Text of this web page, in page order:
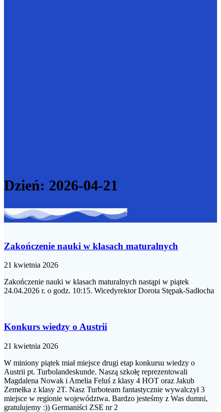
Dzień: 2026-04-21
Zakończenie nauki w klasach maturalnych
21 kwietnia 2026
Zakończenie nauki w klasach maturalnych nastąpi w piątek
24.04.2026 r. o godz. 10:15. Wicedyrektor Dorota Stępak-Sadłocha
Konkurs wiedzy o Austrii
21 kwietnia 2026
W miniony piątek miał miejsce drugi etap konkursu wiedzy o
Austrii pt. Turbolandeskunde. Naszą szkołę reprezentowali
Magdalena Nowak i Amelia Feluś z klasy 4 HOT oraz Jakub
Zemełka z klasy 2T. Nasz Turboteam fantastycznie wywalczył 3
miejsce w regionie województwa. Bardzo jesteśmy z Was dumni,
gratulujemy :)) Germaniści ZSE nr 2